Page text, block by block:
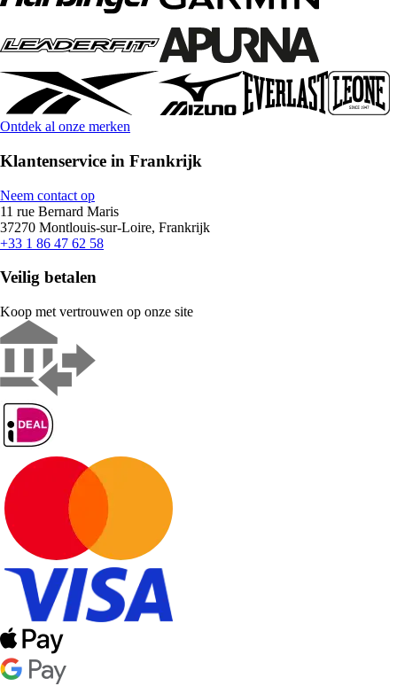
Ontdek al onze merken
Klantenservice in Frankrijk
Neem contact op
11 rue Bernard Maris
37270 Montlouis-sur-Loire, Frankrijk
+33 1 86 47 62 58
Veilig betalen
Koop met vertrouwen op onze site